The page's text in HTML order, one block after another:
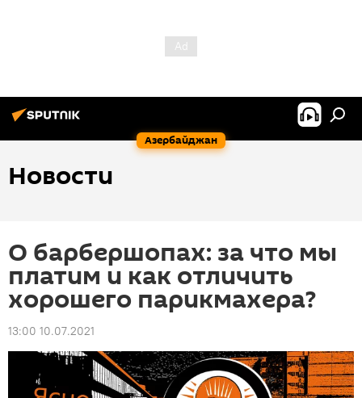
Азербайджан
Новости
О барбершопах: за что мы
платим и как отличить
хорошего парикмахера?
13:00 10.07.2021